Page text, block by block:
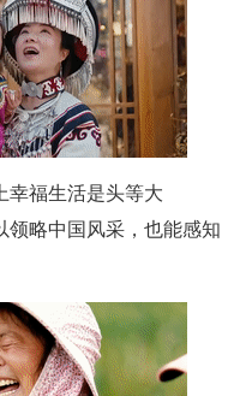
幸福生活是头等大
领略中国风采，也能感知